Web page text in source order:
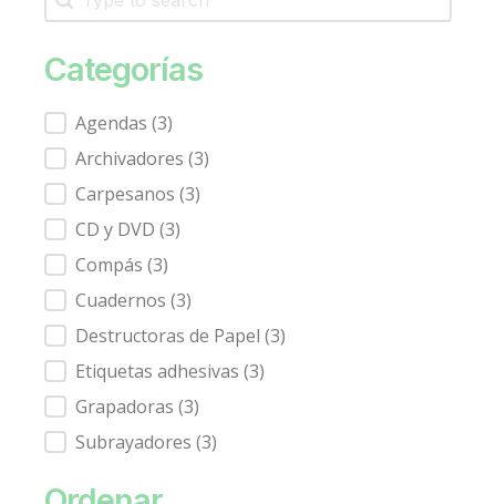
Categorías
Agendas (3)
Archivadores (3)
Carpesanos (3)
CD y DVD (3)
Compás (3)
Cuadernos (3)
Destructoras de Papel (3)
Etiquetas adhesivas (3)
Grapadoras (3)
Subrayadores (3)